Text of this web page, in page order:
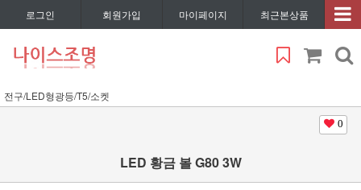
로그인 회원가입 마이페이지 최근본상품
전구/LED형광등/T5/소켓
0
LED 황금 볼 G80 3W